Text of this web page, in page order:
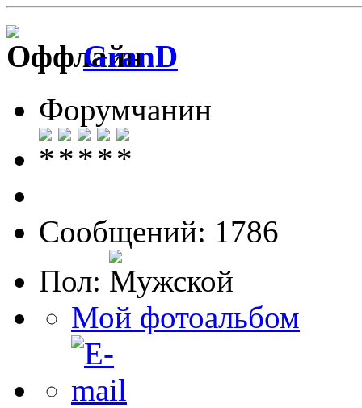
GranD
Форумчанин
Сообщений: 1786
Пол:
Мой фотоальбом